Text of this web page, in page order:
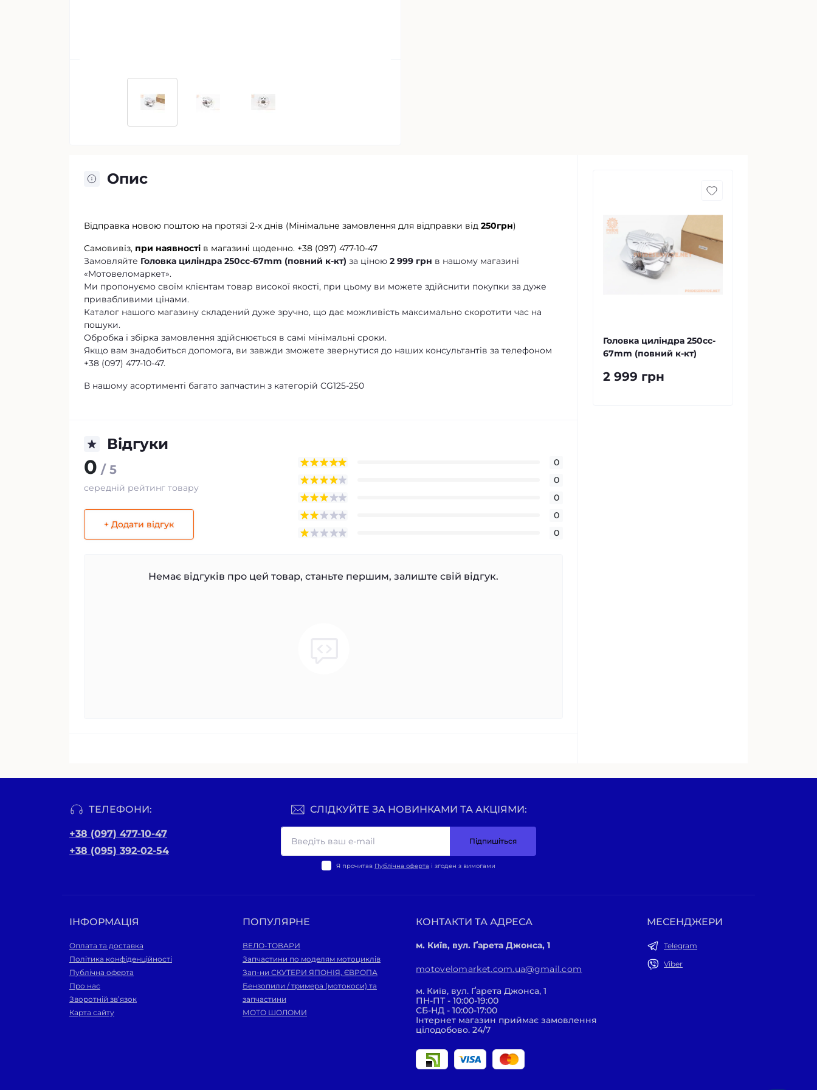
Опис
Відправка новою поштою на протязі 2-х днів (Мінімальне замовлення для відправки від 250грн)
Самовивіз, при наявності в магазині щоденно. +38 (097) 477-10-47
Замовляйте Головка циліндра 250cc-67mm (повний к-кт) за ціною 2 999 грн в нашому магазині
«Мотовеломаркет».
Ми пропонуємо своїм клієнтам товар високої якості, при цьому ви можете здійснити покупки за дуже
привабливими цінами.
Каталог нашого магазину складений дуже зручно, що дає можливість максимально скоротити час на
пошуки.
Обробка і збірка замовлення здійснюється в самі мінімальні сроки.
Якщо вам знадобиться допомога, ви завжди зможете звернутися до наших консультантів за телефоном
+38 (097) 477-10-47.
В нашому асортименті багато запчастин з категорій CG125-250
Відгуки
0 / 5
середній рейтинг товару
+ Додати відгук
0
0
0
0
0
Немає відгуків про цей товар, станьте першим, залиште свій відгук.
Головка циліндра 250cc-
67mm (повний к-кт)
2 999 грн
ТЕЛЕФОНИ:
+38 (097) 477-10-47
+38 (095) 392-02-54
СЛІДКУЙТЕ ЗА НОВИНКАМИ ТА АКЦІЯМИ:
Підпишіться
Я прочитав Публічна оферта і згоден з вимогами
ІНФОРМАЦІЯ
Оплата та доставка
Політика конфіденційності
Публічна оферта
Про нас
Зворотній зв’язок
Карта сайту
ПОПУЛЯРНЕ
ВЕЛО-ТОВАРИ
Запчастини по моделям мотоциклів
Зап-ни СКУТЕРИ ЯПОНІЯ, ЄВРОПА
Бензопили / тримера (мотокоси) та
запчастини
МОТО ШОЛОМИ
КОНТАКТИ ТА АДРЕСА
м. Київ, вул. Ґарета Джонса, 1
motovelomarket.com.ua@gmail.com
м. Київ, вул. Ґарета Джонса, 1
ПН-ПТ - 10:00-19:00
СБ-НД - 10:00-17:00
Інтернет магазин приймає замовлення
цілодобово. 24/7
МЕСЕНДЖЕРИ
Telegram
Viber